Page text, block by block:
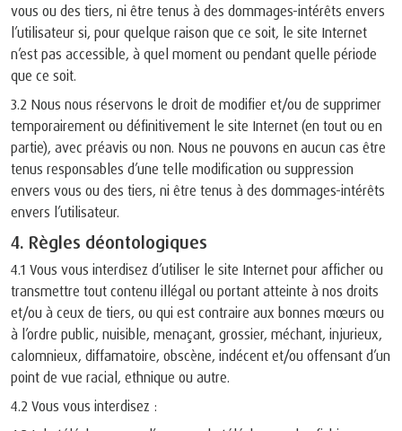
vous ou des tiers, ni être tenus à des dommages-intérêts envers
l’utilisateur si, pour quelque raison que ce soit, le site Internet
n’est pas accessible, à quel moment ou pendant quelle période
que ce soit.
3.2 Nous nous réservons le droit de modifier et/ou de supprimer
temporairement ou définitivement le site Internet (en tout ou en
partie), avec préavis ou non. Nous ne pouvons en aucun cas être
tenus responsables d’une telle modification ou suppression
envers vous ou des tiers, ni être tenus à des dommages-intérêts
envers l’utilisateur.
4. Règles déontologiques
4.1 Vous vous interdisez d’utiliser le site Internet pour afficher ou
transmettre tout contenu illégal ou portant atteinte à nos droits
et/ou à ceux de tiers, ou qui est contraire aux bonnes mœurs ou
à l’ordre public, nuisible, menaçant, grossier, méchant, injurieux,
calomnieux, diffamatoire, obscène, indécent et/ou offensant d’un
point de vue racial, ethnique ou autre.
4.2 Vous vous interdisez :